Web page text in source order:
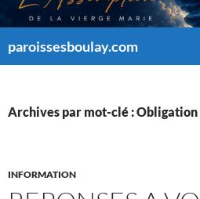
paroissesboulay.com
Archives par mot-clé :
INFORMATION